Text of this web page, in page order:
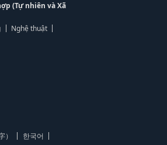
(Tự nhiên và Xã
Nghệ thuật
）
한국어